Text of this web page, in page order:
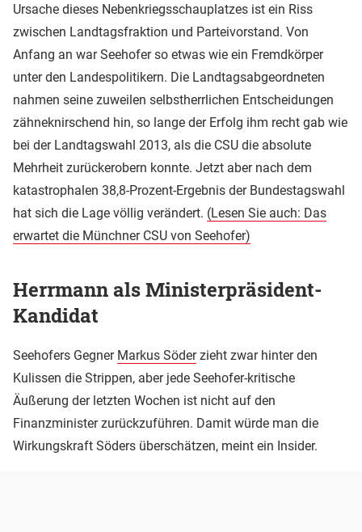
Ursache dieses Nebenkriegsschauplatzes ist ein Riss
zwischen Landtagsfraktion und Parteivorstand. Von
Anfang an war Seehofer so etwas wie ein Fremdkörper
unter den Landespolitikern. Die Landtagsabgeordneten
nahmen seine zuweilen selbstherrlichen Entscheidungen
zähneknirschend hin, so lange der Erfolg ihm recht gab wie
bei der Landtagswahl 2013, als die CSU die absolute
Mehrheit zurückerobern konnte. Jetzt aber nach dem
katastrophalen 38,8-Prozent-Ergebnis der Bundestagswahl
hat sich die Lage völlig verändert. (Lesen Sie auch: Das
erwartet die Münchner CSU von Seehofer)
Herrmann als Ministerpräsident-
Kandidat
Seehofers Gegner Markus Söderzieht zwar hinter den
Kulissen die Strippen, aber jede Seehofer-kritische
Äußerung der letzten Wochen ist nicht auf den
Finanzminister zurückzuführen. Damit würde man die
Wirkungskraft Söders überschätzen, meint ein Insider.